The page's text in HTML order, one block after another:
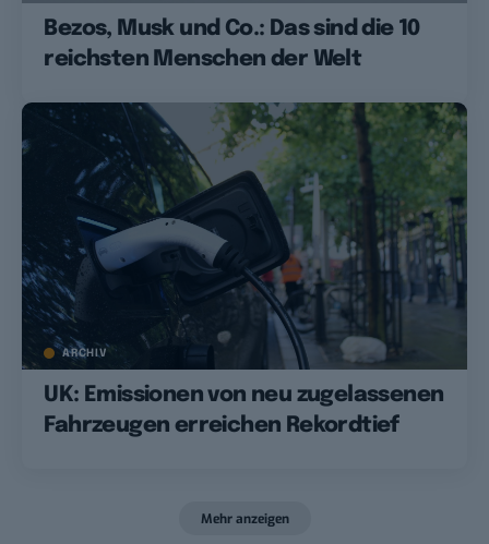
Bezos, Musk und Co.: Das sind die 10
reichsten Menschen der Welt
ARCHIV
UK: Emissionen von neu zugelassenen
Fahrzeugen erreichen Rekordtief
Mehr anzeigen